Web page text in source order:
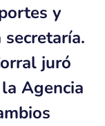
y
juró
Agencia